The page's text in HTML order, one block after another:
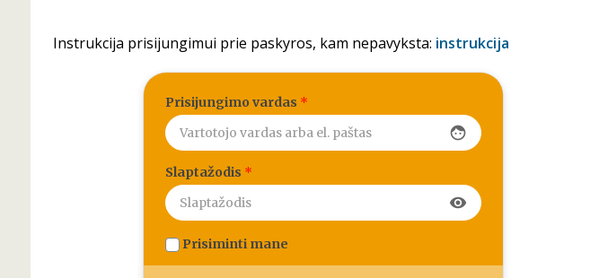
Instrukcija prisijungimui prie paskyros, kam nepavyksta: instrukcija
Prisijungimo vardas *
face
Slaptažodis *
visibility
Prisiminti mane